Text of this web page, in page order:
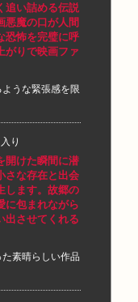
追い詰める伝説
悪魔の口が人間
恐怖を完璧に呼
がりで映画ファ
うな緊張感を限
り
開けた瞬間に潜
さな存在と出会
します。故郷の
に包まれながら
出させてくれる
素晴らしい作品